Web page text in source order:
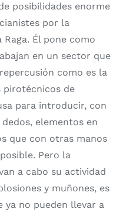
posibilidades enorme
por la
Él pone como
en un sector que
como es la
pirotécnicos de
para introducir, con
elementos en
que con otras manos
Pero la
a cabo su actividad
y muñones, es
ya no pueden llevar a